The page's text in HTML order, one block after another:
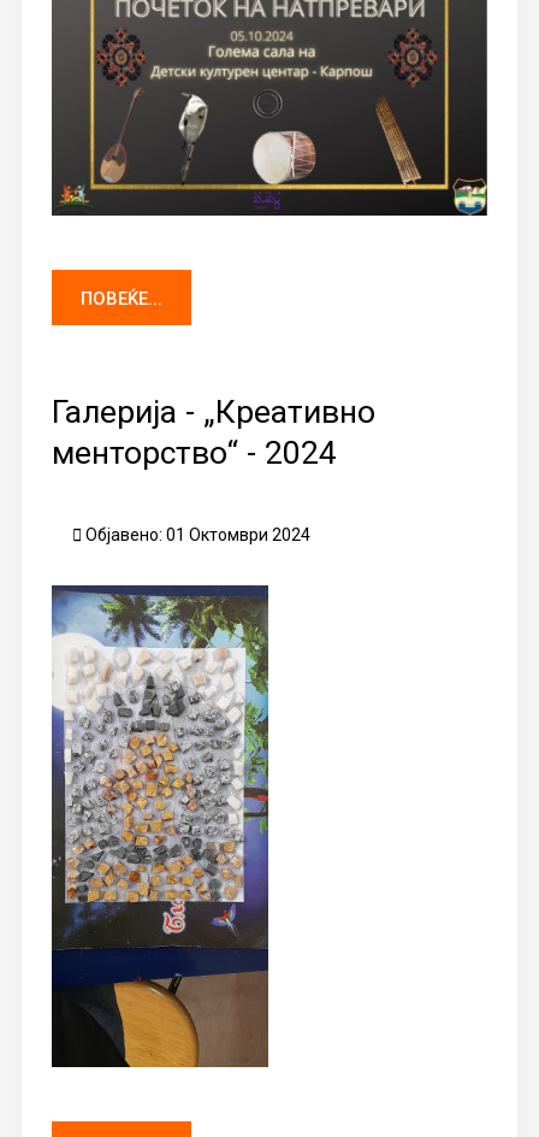
ПОВЕЌЕ...
Галерија - „Креативно
менторство“ - 2024
Објавено: 01 Октомври 2024